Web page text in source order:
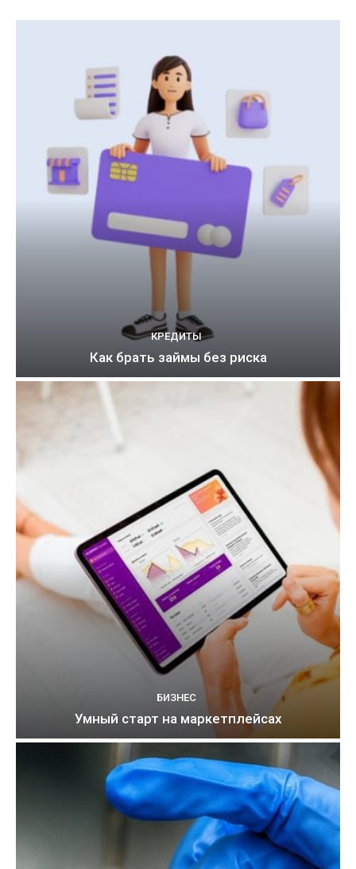
КРЕДИТЫ
Как брать займы без риска
БИЗНЕС
Умный старт на маркетплейсах